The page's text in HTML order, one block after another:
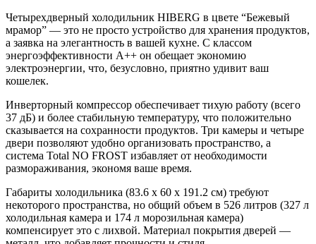
Четырехдверный холодильник HIBERG в цвете “Бежевый
мрамор” — это не просто устройство для хранения продуктов,
а заявка на элегантность в вашей кухне. С классом
энергоэффективности A++ он обещает экономию
электроэнергии, что, безусловно, приятно удивит ваш
кошелек.
Инверторный компрессор обеспечивает тихую работу (всего
37 дБ) и более стабильную температуру, что положительно
сказывается на сохранности продуктов. Три камеры и четыре
двери позволяют удобно организовать пространство, а
система Total NO FROST избавляет от необходимости
размораживания, экономя ваше время.
Габариты холодильника (83.6 x 60 x 191.2 см) требуют
некоторого пространства, но общий объем в 526 литров (327 л
холодильная камера и 174 л морозильная камера)
компенсирует это с лихвой. Материал покрытия дверей —